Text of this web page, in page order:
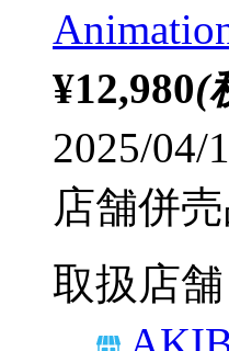
¥12,980(
2025/04/
店舗併
取扱店舗